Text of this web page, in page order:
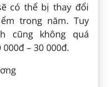
có thể bị thay đổi
trong năm. Tuy
cũng không quá
– 30 000đ.